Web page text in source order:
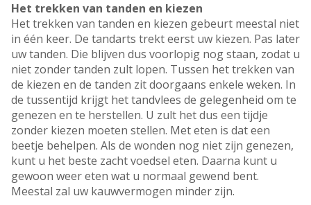
Het trekken van tanden en kiezen
Het trekken van tanden en kiezen gebeurt meestal niet
in één keer. De tandarts trekt eerst uw kiezen. Pas later
uw tanden. Die blijven dus voorlopig nog staan, zodat u
niet zonder tanden zult lopen. Tussen het trekken van
de kiezen en de tanden zit doorgaans enkele weken. In
de tussentijd krijgt het tandvlees de gelegenheid om te
genezen en te herstellen. U zult het dus een tijdje
zonder kiezen moeten stellen. Met eten is dat een
beetje behelpen. Als de wonden nog niet zijn genezen,
kunt u het beste zacht voedsel eten. Daarna kunt u
gewoon weer eten wat u normaal gewend bent.
Meestal zal uw kauwvermogen minder zijn.